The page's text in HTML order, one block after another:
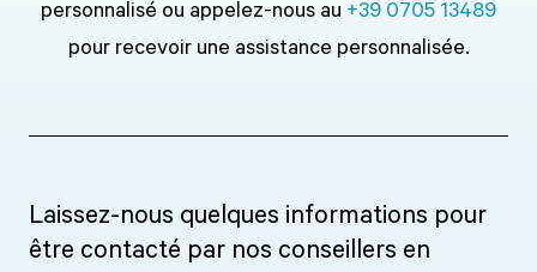
personnalisé ou appelez-nous au +39 0705 13489
pour recevoir une assistance personnalisée.
Laissez-nous quelques informations pour
être contacté par nos conseillers en